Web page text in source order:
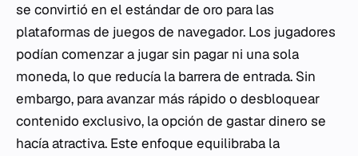
se convirtió en el estándar de oro para las
plataformas de juegos de navegador. Los jugadores
podían comenzar a jugar sin pagar ni una sola
moneda, lo que reducía la barrera de entrada. Sin
embargo, para avanzar más rápido o desbloquear
contenido exclusivo, la opción de gastar dinero se
hacía atractiva. Este enfoque equilibraba la